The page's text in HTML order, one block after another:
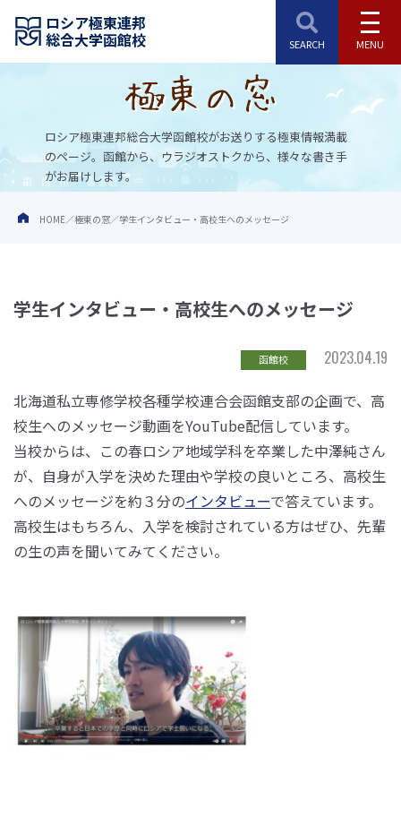
ロシア極東連邦
総合大学函館校
ロシア極東連邦総合大学函館校がお送りする極東情報満載
のページ。 函館から、ウラジオストクから、様々な書き手
がお届けします。
HOME 極東の窓 学生インタビュー・高校生へのメッセージ
学生インタビュー・高校生へのメッセージ
函館校
2023.04.19
北海道私立専修学校各種学校連合会函館支部の企画で、高
校生へのメッセージ動画をYouTube配信しています。
当校からは、この春ロシア地域学科を卒業した中澤純さん
が、自身が入学を決めた理由や学校の良いところ、高校生
へのメッセージを約３分のインタビューで答えています。
高校生はもちろん、入学を検討されている方はぜひ、先輩
の生の声を聞いてみてください。